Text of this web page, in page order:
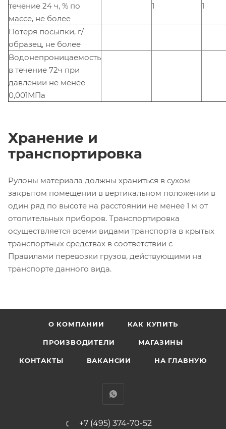
течение 24 ч, % по
массе, не более
1 1
Потеря посыпки, г/
образец, не более
Водонепроницаемость
в течение 72ч при
давлении не менее
0,001МПа
Хранение и
транспортировка
Рулоны материала должны храниться в сухом
закрытом помещении в вертикальном положении в
один ряд по высоте на расстоянии не менее 1 м от
отопительных приборов. Транспортировка
осуществляется всеми видами транспорта в крытых
транспортных средствах в соответствии с
Правилами перевозки грузов, действующими на
транспорте данного вида.
О КОМПАНИИ КАК КУПИТЬ
ПРОИЗВОДИТЕЛИ МАГАЗИНЫ
КОНТАКТЫ ВАКАНСИИ НА ГЛАВНУЮ
+7 (495) 374-70-52